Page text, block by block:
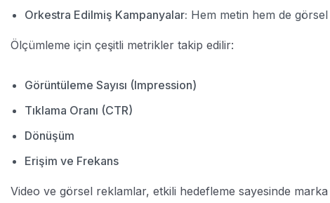
Orkestra Edilmiş Kampanyalar: Hem metin hem de
Ölçümleme için çeşitli metrikler takip edilir:
Görüntüleme Sayısı (Impression)
Tıklama Oranı (CTR)
Dönüşüm
Erişim ve Frekans
Video ve görsel reklamlar, etkili hedefleme sayesinde